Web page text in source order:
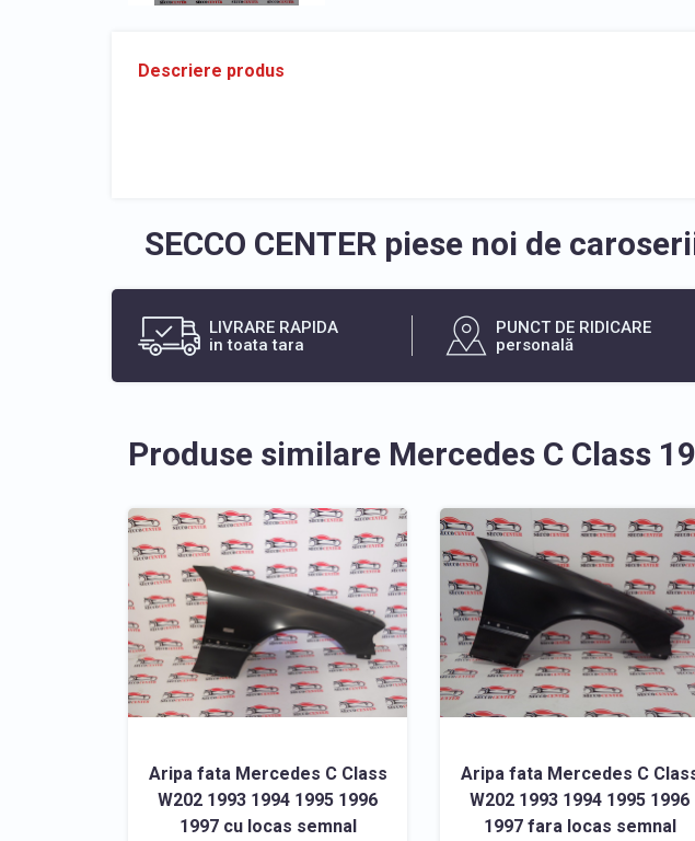
Descriere produs
SECCO CENTER piese noi de
LIVRARE RAPIDA
in toata tara
PUNCT DE RIDICARE
personală
Produse similare Mercedes C Class
Aripa fata Mercedes C Class
W202 1993 1994 1995 1996
1997 cu locas semnal
Aripa fata Mercedes C
W202 1993 1994 1995 1996
1997 fara locas semnal